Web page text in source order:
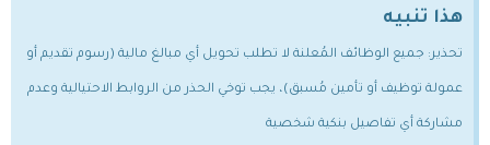
هذا تنبيه
تحذير: جميع الوظائف المُعلنة لا تطلب تحويل أي مبالغ مالية (رسوم تقديم أو
عمولة توظيف أو تأمين مُسبق)، يجب توخي الحذر من الروابط الاحتيالية وعدم
مشاركة أي تفاصيل بنكية شخصية